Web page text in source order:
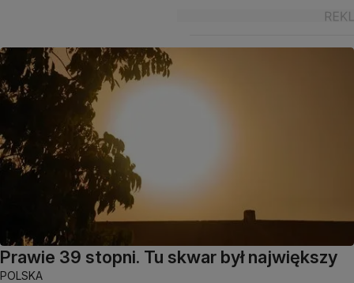
Prawie 39 stopni. Tu skwar był największy
POLSKA